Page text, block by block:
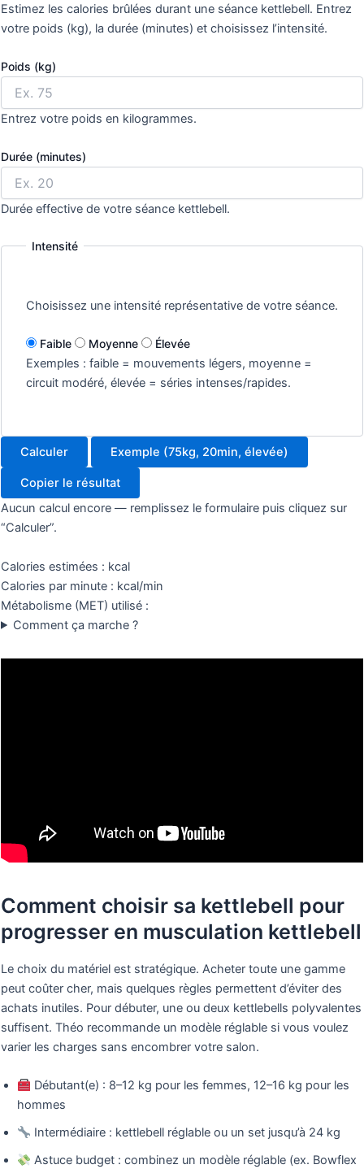
Estimez les calories brûlées durant une séance kettlebell. Entrez
votre poids (kg), la durée (minutes) et choisissez l’intensité.
Poids (kg)
Entrez votre poids en kilogrammes.
Durée (minutes)
Durée effective de votre séance kettlebell.
Intensité
Choisissez une intensité représentative de votre séance.
Faible Moyenne Élevée
Exemples : faible = mouvements légers, moyenne =
circuit modéré, élevée = séries intenses/rapides.
Calculer Exemple (75kg, 20min, élevée)
Copier le résultat
Aucun calcul encore — remplissez le formulaire puis cliquez sur
“Calculer”.
Calories estimées : kcal
Calories par minute : kcal/min
Métabolisme (MET) utilisé :
Comment ça marche ?
Comment choisir sa kettlebell pour
progresser en musculation kettlebell
Le choix du matériel est stratégique. Acheter toute une gamme
peut coûter cher, mais quelques règles permettent d’éviter des
achats inutiles. Pour débuter, une ou deux kettlebells polyvalentes
suffisent. Théo recommande un modèle réglable si vous voulez
varier les charges sans encombrer votre salon.
Débutant(e) : 8–12 kg pour les femmes, 12–16 kg pour les
hommes
Intermédiaire : kettlebell réglable ou un set jusqu’à 24 kg
Astuce budget : combinez un modèle réglable (ex. Bowflex